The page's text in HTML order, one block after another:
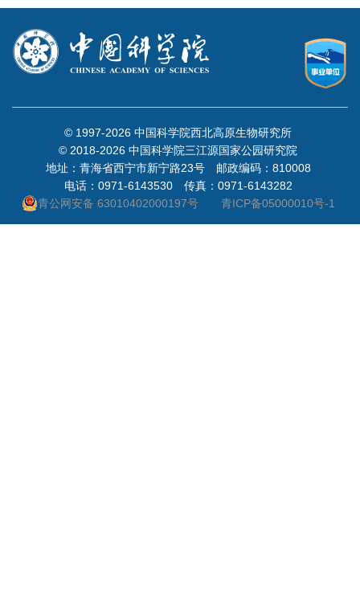
© 1997-2026 中国科学院西北高原生物研究所
© 2018-2026 中国科学院三江源国家公园研究院
地址：青海省西宁市新宁路23号 邮政编码：810008
电话：0971-6143530 传真：0971-6143282
青公网安备 63010402000197号
青ICP备05000010号-1